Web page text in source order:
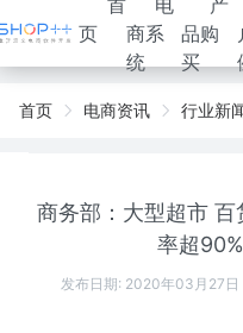
首
页
电
商系
统
产
品购
买
首页 电商资讯 行业新
商务部：大型超市 百
率超90%
发布日期: 2020年03月27日